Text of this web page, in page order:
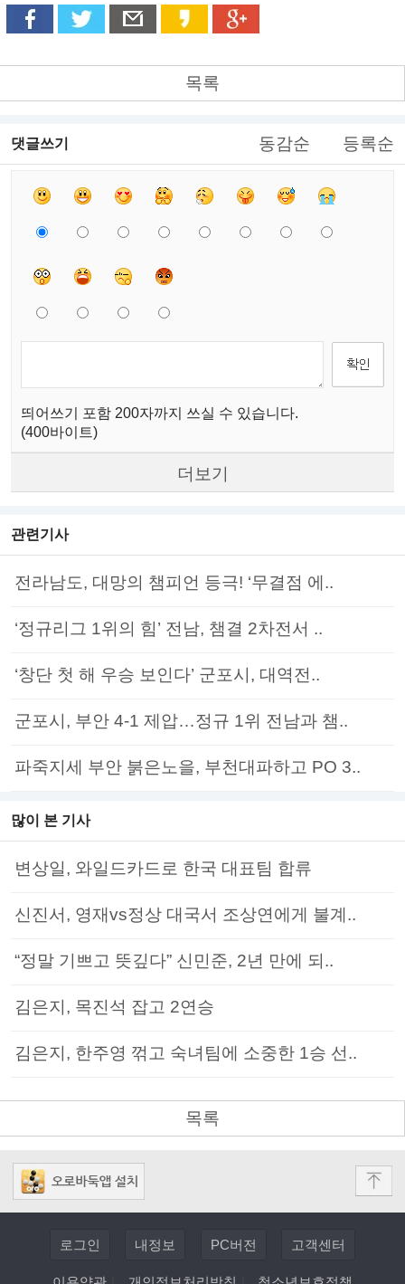
목록
댓글쓰기 동감순 등록순
띄어쓰기 포함 200자까지 쓰실 수 있습니다.
(400바이트)
더보기
관련기사
전라남도, 대망의 챔피언 등극! ‘무결점 에..
‘정규리그 1위의 힘’ 전남, 챔결 2차전서 ..
‘창단 첫 해 우승 보인다’ 군포시, 대역전..
군포시, 부안 4-1 제압…정규 1위 전남과 챔..
파죽지세 부안 붉은노을, 부천대파하고 PO 3..
많이 본 기사
변상일, 와일드카드로 한국 대표팀 합류
신진서, 영재vs정상 대국서 조상연에게 불계..
“정말 기쁘고 뜻깊다” 신민준, 2년 만에 되..
김은지, 목진석 잡고 2연승
김은지, 한주영 꺾고 숙녀팀에 소중한 1승 선..
목록
로그인 내정보 PC버전 고객센터